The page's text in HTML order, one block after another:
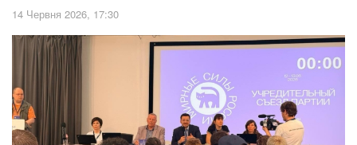
14 Червня 2026, 17:30